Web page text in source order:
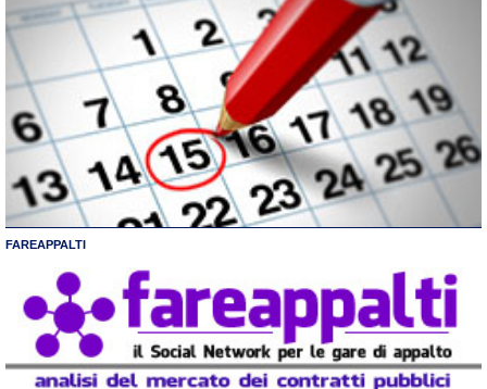
FAREAPPALTI